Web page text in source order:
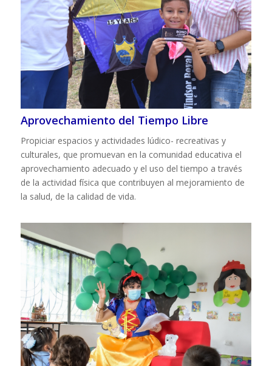
Aprovechamiento del Tiempo Libre
Propiciar espacios y actividades lúdico- recreativas y
culturales, que promuevan en la comunidad educativa el
aprovechamiento adecuado y el uso del tiempo a través
de la actividad física que contribuyen al mejoramiento de
la salud, de la calidad de vida.